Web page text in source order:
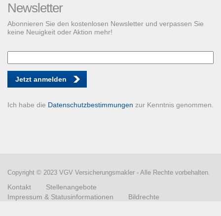
Newsletter
Abonnieren Sie den kostenlosen Newsletter und verpassen Sie
keine Neuigkeit oder Aktion mehr!
Jetzt anmelden
Ich habe die Datenschutzbestimmungen zur Kenntnis genommen.
Copyright © 2023 VGV Versicherungsmakler - Alle Rechte vorbehalten.
Kontakt
Stellenangebote
Impressum & Statusinformationen
Bildrechte